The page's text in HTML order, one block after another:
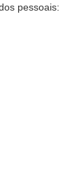
pessoais: